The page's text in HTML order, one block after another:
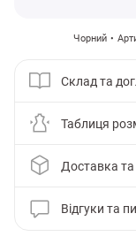
Чорний
Склад та
Таблиця
Доставка
Відгуки та